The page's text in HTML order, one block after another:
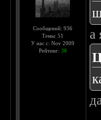
Сообщений: 936
Темы: 51
У нас с: Nov 2009
Рейтинг: 38
а